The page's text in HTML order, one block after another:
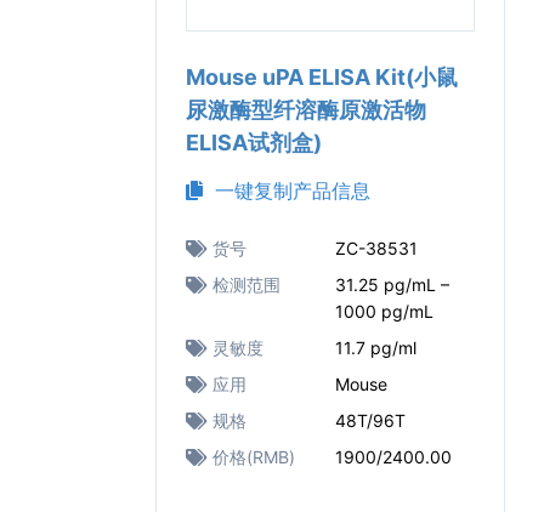
Mouse uPA ELISA Kit(小鼠
尿激酶型纤溶酶原激活物
ELISA试剂盒)
一键复制产品信息
货号
ZC-38531
检测范围
31.25 pg/mL –
1000 pg/mL
灵敏度
11.7 pg/ml
应用
Mouse
规格
48T/96T
价格(RMB)
1900/2400.00